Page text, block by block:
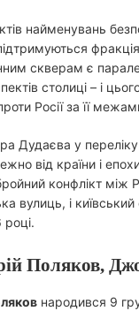
найменувань
скверам є
столиці – і
Росії за її
Дудаєва у
від країни і
конфлікт між
вулиць, і
Поляков,
народився 9